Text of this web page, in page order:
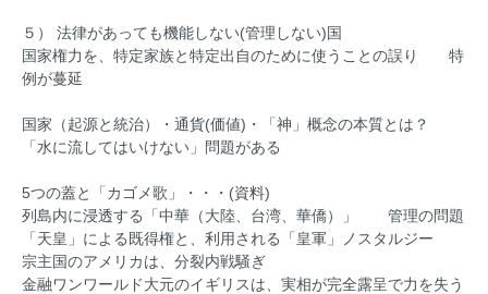
５） 法律があっても機能しない(管理しない)国
国家権力を、特定家族と特定出自のために使うことの誤り 特
例が蔓延
国家（起源と統治）・通貨(価値)・「神」概念の本質とは？
「水に流してはいけない」問題がある
5つの蓋と「カゴメ歌」・・・(資料)
列島内に浸透する「中華（大陸、台湾、華僑）」 管理の問題
「天皇」による既得権と、利用される「皇軍」ノスタルジー
宗主国のアメリカは、分裂内戦騒ぎ
金融ワンワールド大元のイギリスは、実相が完全露呈で力を失う